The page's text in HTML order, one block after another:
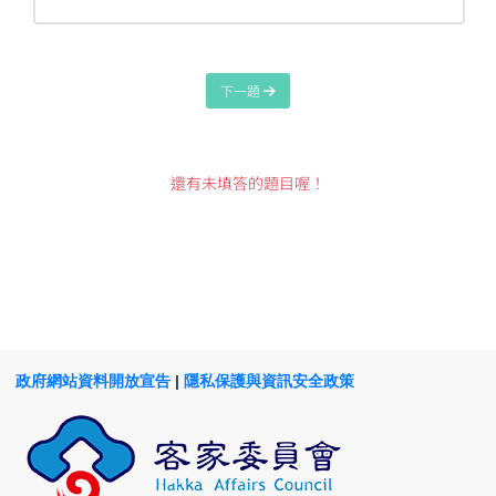
下一題
還有未填答的題目喔！
政府網站資料開放宣告 | 隱私保護與資訊安全政策